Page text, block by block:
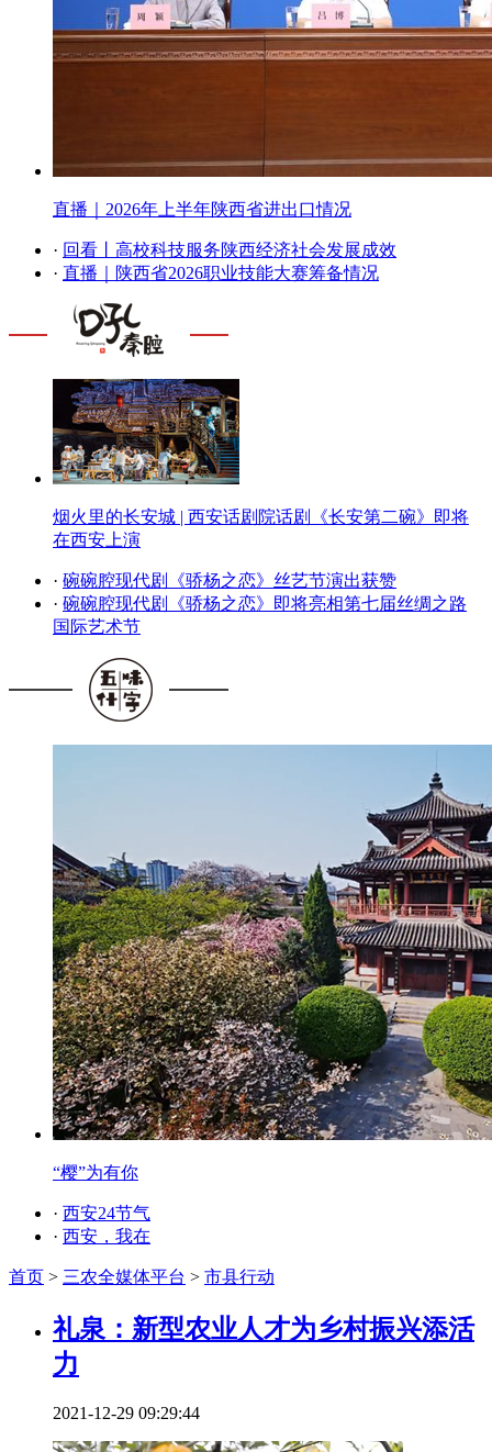
直播｜2026年上半年陕西省进出口情况
· 回看丨高校科技服务陕西经济社会发展成效
· 直播｜陕西省2026职业技能大赛筹备情况
烟火里的长安城 | 西安话剧院话剧《长安第二碗》即将
在西安上演
· 碗碗腔现代剧《骄杨之恋》丝艺节演出获赞
· 碗碗腔现代剧《骄杨之恋》即将亮相第七届丝绸之路
国际艺术节
“樱”为有你
· 西安24节气
· 西安，我在
首页 > 三农全媒体平台 > 市县行动
礼泉：新型农业人才为乡村振兴添活
力
2021-12-29 09:29:44